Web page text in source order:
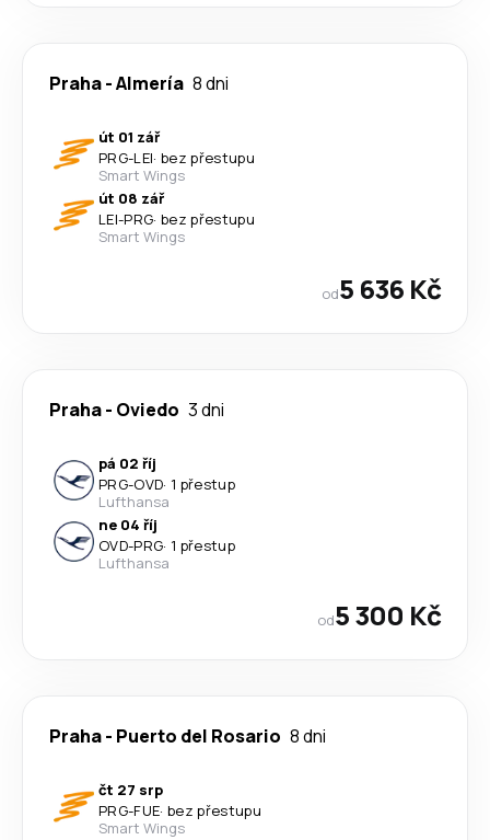
Praha-Almería 8 dni
út 01 zář
PRG-LEI· bez přestupu
Smart Wings
út 08 zář
LEI-PRG· bez přestupu
Smart Wings
od5 636 Kč
Praha- Oviedo 3 dni
pá 02 říj
PRG-OVD· 1 přestup
Lufthansa
ne 04 říj
OVD-PRG· 1 přestup
Lufthansa
od5 300 Kč
Praha- Puerto del Rosario 8 dni
čt 27 srp
PRG-FUE· bez přestupu
Smart Wings